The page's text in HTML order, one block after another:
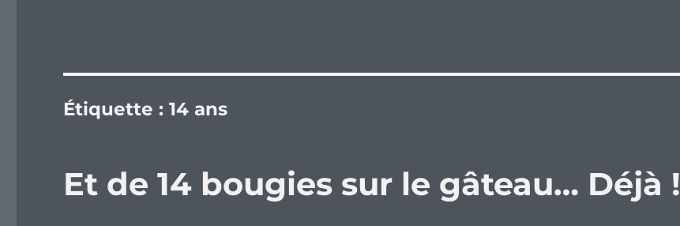
Étiquette :14 ans
Et de 14 bougies sur le gâteau… Déjà !